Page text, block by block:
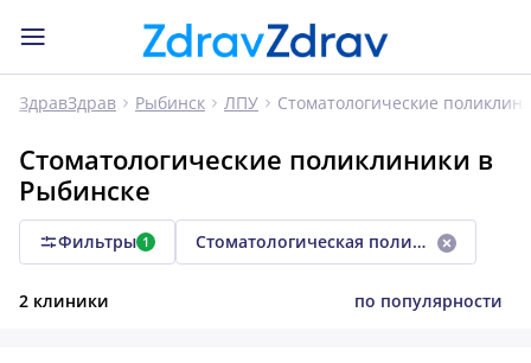
ЗдравЗдрав Рыбинск ЛПУ Стоматологические
Стоматологические поликлиники в
Рыбинске
Фильтры 1 Стоматологическая поликлиника
2 клиники по популярности